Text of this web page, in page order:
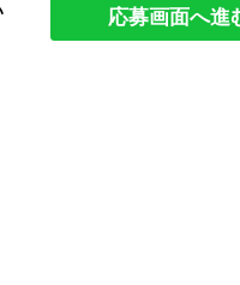
応募画面へ進